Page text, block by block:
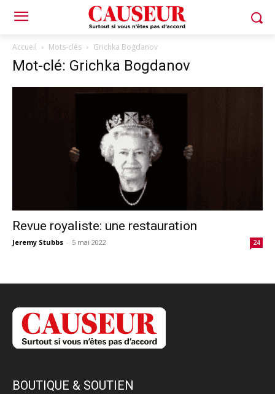
Accueil Mots-clés Grichka Bogdanov
Mot-clé: Grichka Bogdanov
Revue royaliste: une restauration
Jeremy Stubbs - 5 mai 2022 24
BOUTIQUE & SOUTIEN